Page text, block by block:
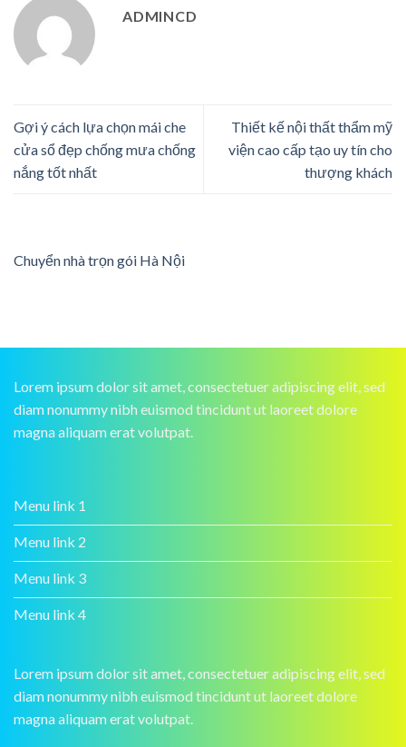
ADMINCD
Gợi ý cách lựa chọn mái che
cửa sổ đẹp chống mưa chống
nắng tốt nhất
Thiết kế nội thất thẩm mỹ
viện cao cấp tạo uy tín cho
thượng khách
Chuyển nhà trọn gói Hà Nội
Lorem ipsum dolor sit amet, consectetuer adipiscing elit, sed
diam nonummy nibh euismod tincidunt ut laoreet dolore
magna aliquam erat volutpat.
Menu link 1
Menu link 2
Menu link 3
Menu link 4
Lorem ipsum dolor sit amet, consectetuer adipiscing elit, sed
diam nonummy nibh euismod tincidunt ut laoreet dolore
magna aliquam erat volutpat.